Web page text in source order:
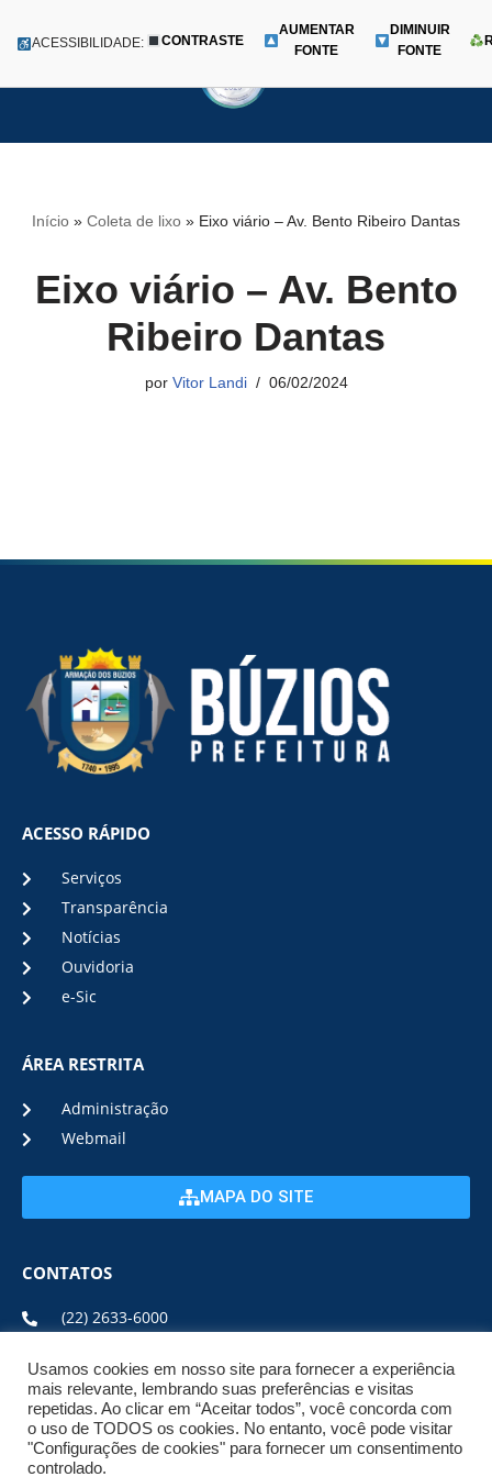
para
Menu
ACESSIBILIDADE: CONTRASTE
AUMENTAR
FONTE
DIMINUIR
FONTE
Início » Coleta de lixo » Eixo viário – Av. Bento Ribeiro Dantas
Eixo viário – Av. Bento
Ribeiro Dantas
por Vitor Landi 06/02/2024
ACESSO RÁPIDO
Serviços
Transparência
Notícias
Ouvidoria
e-Sic
ÁREA RESTRITA
Administração
Webmail
MAPA DO SITE
CONTATOS
(22) 2633-6000
ENDEREÇO E HORÁRIO
ESTRADA DA USINA, Nº 600 CENTRO, CEP: 28950-000
DE SEGUNDA A SEXTA DE 08:00 ÀS 17:00
Usamos cookies em nosso site para fornecer a experiência
mais relevante, lembrando suas preferências e visitas
repetidas. Ao clicar em “Aceitar todos”, você concorda com
o uso de TODOS os cookies. No entanto, você pode visitar
"Configurações de cookies" para fornecer um consentimento
controlado.